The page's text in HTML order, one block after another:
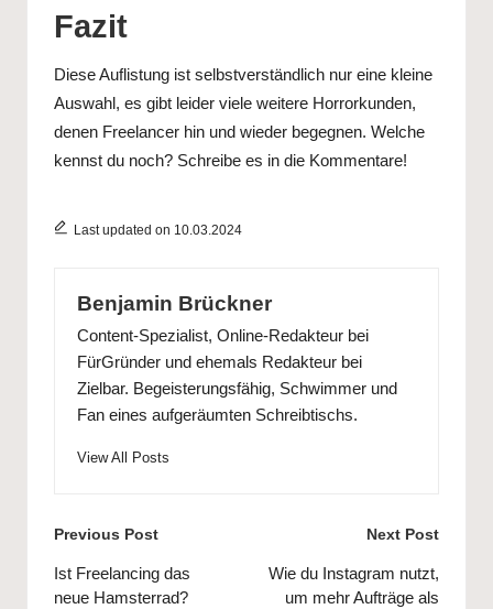
Fazit
Diese Auflistung ist selbstverständlich nur eine kleine
Auswahl, es gibt leider viele weitere Horrorkunden,
denen Freelancer hin und wieder begegnen. Welche
kennst du noch? Schreibe es in die Kommentare!
Last updated on 10.03.2024
Benjamin Brückner
Content-Spezialist, Online-Redakteur bei
FürGründer und ehemals Redakteur bei
Zielbar. Begeisterungsfähig, Schwimmer und
Fan eines aufgeräumten Schreibtischs.
View All Posts
Post
navigation
Previous Post
Ist Freelancing das
neue Hamsterrad?
Next Post
Wie du Instagram nutzt,
um mehr Aufträge als